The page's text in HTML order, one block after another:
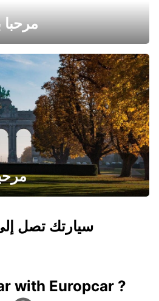
مرحبا
سيارتك تصل
with Europcar ?